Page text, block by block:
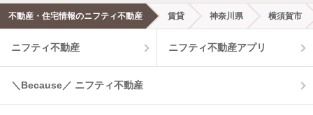
エアコンあり 都市ガス
温水洗浄便座 オートロック
コンロ2口以上
不動産・住宅情報のニフティ不動産 賃貸 神奈川県 横須賀市
ニフティ不動産 ニフティ不動産アプリ
＼Because／ ニフティ不動産